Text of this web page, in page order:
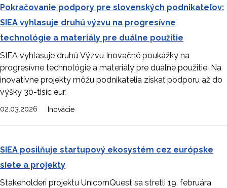
Pokračovanie podpory pre slovenských podnikateľov:
SIEA vyhlasuje druhú výzvu na progresívne
technológie a materiály pre duálne použitie
SIEA vyhlasuje druhú Výzvu Inovačné poukážky na
progresívne technológie a materiály pre duálne použitie. Na
inovatívne projekty môžu podnikatelia získať podporu až do
výšky 30-tisíc eur.
02.03.2026 Inovácie
SIEA posilňuje startupový ekosystém cez európske
siete a projekty
Stakeholderi projektu UnicornQuest sa stretli 19. februára